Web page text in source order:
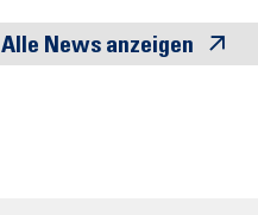
Alle News anzeigen